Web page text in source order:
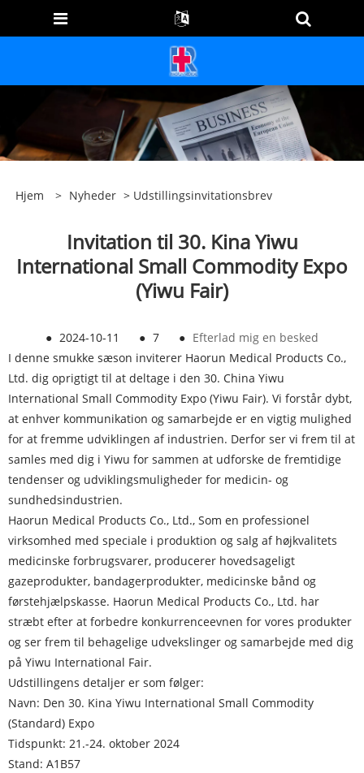
Hjem > Nyheder > Udstillingsinvitationsbrev
Invitation til 30. Kina Yiwu
International Small Commodity Expo
(Yiwu Fair)
● 2024-10-11 ● 7 ● Efterlad mig en besked
I denne smukke sæson inviterer Haorun Medical Products Co.,
Ltd. dig oprigtigt til at deltage i den 30. China Yiwu
International Small Commodity Expo (Yiwu Fair). Vi forstår dybt,
at enhver kommunikation og samarbejde er en vigtig mulighed
for at fremme udviklingen af ​​industrien. Derfor ser vi frem til at
samles med dig i Yiwu for sammen at udforske de fremtidige
tendenser og udviklingsmuligheder for medicin- og
sundhedsindustrien.
Haorun Medical Products Co., Ltd., Som en professionel
virksomhed med speciale i produktion og salg af højkvalitets
medicinske forbrugsvarer, producerer hovedsageligt
gazeprodukter, bandagerprodukter, medicinske bånd og
førstehjælpskasse. Haorun Medical Products Co., Ltd. har
stræbt efter at forbedre konkurrenceevnen for vores produkter
og ser frem til behagelige udvekslinger og samarbejde med dig
på Yiwu International Fair.
Udstillingens detaljer er som følger:
Navn: Den 30. Kina Yiwu International Small Commodity
(Standard) Expo
Tidspunkt: 21.-24. oktober 2024
Stand: A1B57